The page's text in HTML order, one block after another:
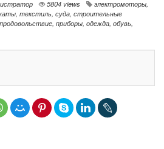
5804 views электромоторы,
, текстиль, суда, строительные
продовольствие, приборы, одежда, обувь,